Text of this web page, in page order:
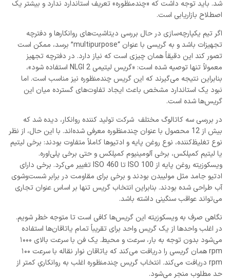
شد. باید توجه داشت که «چندمنظوره» تعریف استاندارد ندارد و بیشتر یک
اصطلاح بازاریابی است.
اگر تیم یکپارچه‌سازی در حال بررسی دیتاشیت‌های روانکارها و دفترچه
تجهیزات باشد و به گریسی با عنوان “multipurpose” برسد، ممکن است
تصور کند این دقیقاً همان چیزی است که نیاز دارد. در دفترچه تجهیز
معمولاً تنها توصیه شده است: «گریس لیتیمی NLGI 2 استفاده شود»،
بنابراین نتیجه می‌گیرند که این گریس چندمنظوره نیز مناسب است. اما
نبود یک استاندارد مشخص باعث ایجاد تفاوت‌های گسترده میان این
گریس‌ها شده است.
در بررسی سه کاتالوگ مختلف شرکت تولید کننده روانکار، دیده شد که
بیش از 12 محصول با عنوان چندمنظوره معرفی شده‌اند. با این حال، از نظر
نوع تغلیظ‌کننده، نوع روغن پایه و ادتیوها کاملاً متفاوت بودند: برخی لیتیم
یا لیتیم کمپلکس، برخی آلومینیوم کمپلکس و حتی برخی پلی‌اوره.
ویسکوزیته روغن پایه از ISO 100 تا ISO 460 تغییر می‌کرد. برخی دارای
ادتیو جامد مثل مولیبدن بودند و برخی برای مقاومت در برابر شست‌وشوی
آب طراحی شده بودند. بنابراین انتخاب گریس تنها بر اساس عنوان تجاری
می‌تواند عواقب سنگینی داشته باشد.
نگاهی صرف به ویسکوزیته این گریس‌ها کافی است تا متوجه خطر شویم.
در اغلب واحدها از یک گریس واحد برای تقریباً تمام یاتاقان‌ها استفاده
می‌شود بدون توجه به بار، سرعت و محیط. یک فن با سرعت بالای ۱۰۰۰
rpm همان گریسی را دریافت می‌کند که یاتاقان نوار نقاله با سرعت ۱۰۰
rpm دریافت می‌کند. انتخاب گریس چندمنظوره اغلب به روانکاریِ کمتر از
حد مطلوب منجر می‌شود.